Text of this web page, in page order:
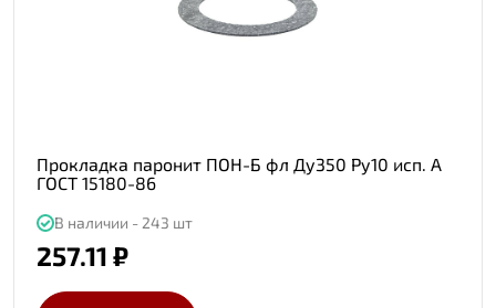
Прокладка паронит ПОН-Б фл Ду350 Ру10 исп. А
ГОСТ 15180-86
В наличии - 243 шт
257.11 ₽